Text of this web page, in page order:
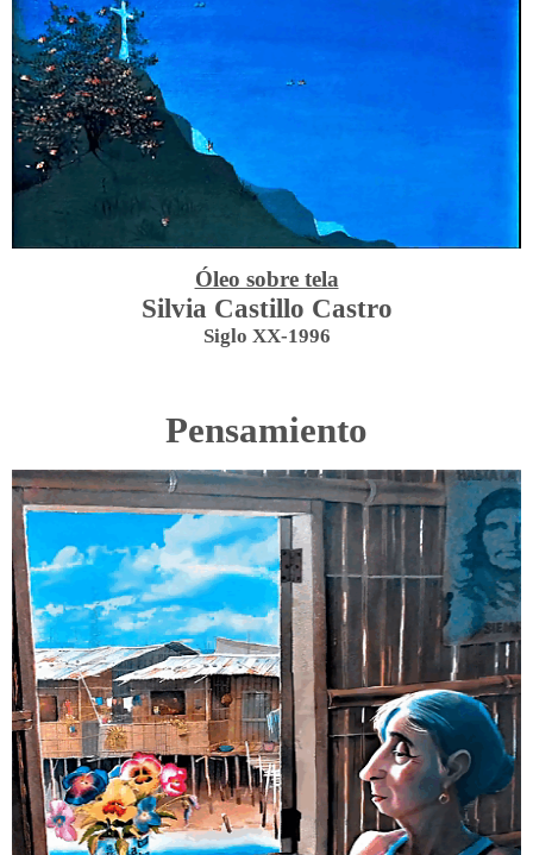
Óleo sobre tela
Silvia Castillo Castro
Siglo XX-1996
Pensamiento